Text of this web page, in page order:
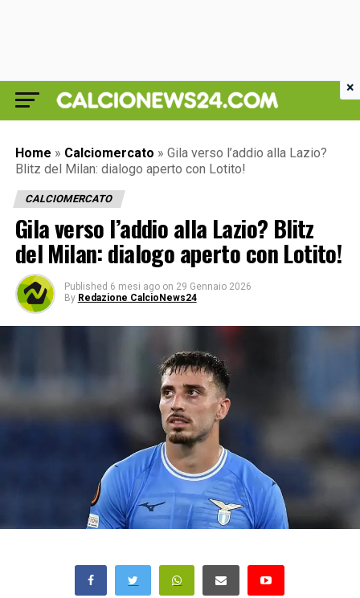
Home » Calciomercato » Gila verso l’addio alla Lazio?
Blitz del Milan: dialogo aperto con Lotito!
CALCIOMERCATO
Gila verso l’addio alla Lazio? Blitz
del Milan: dialogo aperto con Lotito!
Published 6 mesi ago on 29 Gennaio 2026
By Redazione CalcioNews24
×